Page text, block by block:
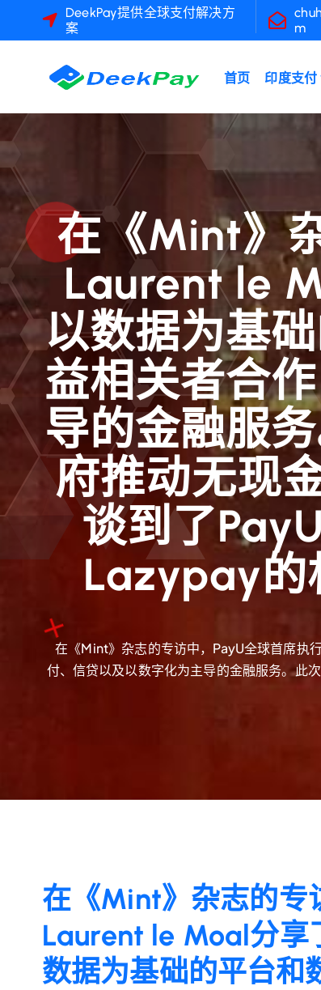
DeekPay提供全球支付解决方
案
m
首页 印度支付
在《Mint》
Laurent le
以数据为基
益相关者合
导的金融服
府推动无现
谈到了
Lazypay
在《Mint》杂志的专访中，PayU全球首席执
付、信贷以及以数字化为主导的金融服务。此
在《Mint》杂志的专
Laurent le Moal分享
数据为基础的平台和